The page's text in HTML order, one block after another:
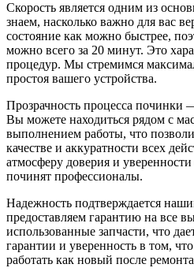
Скорость является одним из
знаем, насколько важно для вас
состояние как можно быстрее,
можно всего за 20 минут. Это
процедур. Мы стремимся
простоя вашего устройства.
Прозрачность процесса
Вы можете находиться рядом с
выполнением работы, что
качестве и аккуратности всех
атмосферу доверия и
починят профессионалы.
Надежность подтверждается
предоставляем гарантию на все
использованные запчасти, что
гарантии и уверенность в том,
работать как новый после